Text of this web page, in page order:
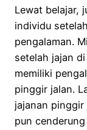
Lewat belajar,
individu
pengalaman.
setelah jajan
memiliki
pinggir jalan.
jajanan
pun